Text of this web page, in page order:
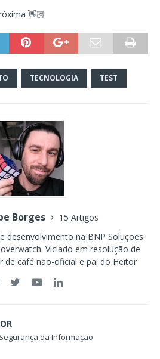
👋🏻
TECNOLOGIA TEST
Borges
15 Artigos
desenvolvimento na BNP Soluções
Viciado em resolução de
de café não-oficial e pai do Heitor
da Informação